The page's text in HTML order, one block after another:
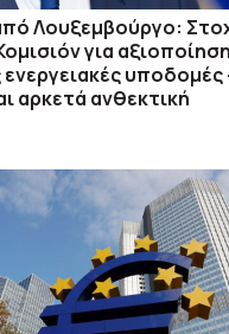
Λουξεμβούργο:
για
ενεργειακές υποδομές
αρκετά ανθεκτική